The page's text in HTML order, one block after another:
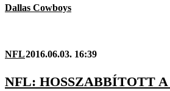
Dallas Cowboys
NFL2016.06.03. 16:39
NFL: HOSSZABBÍTOTT